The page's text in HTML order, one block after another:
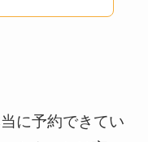
に予約できてい